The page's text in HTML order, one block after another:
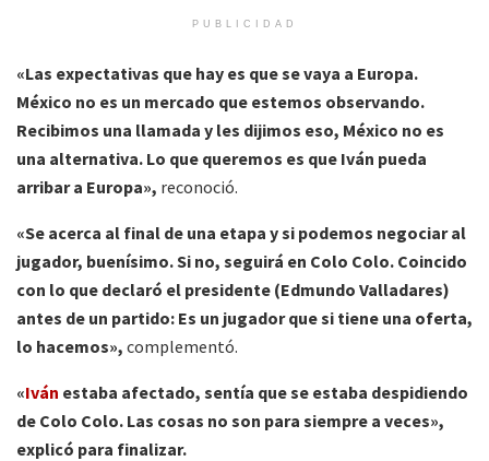
PUBLICIDAD
«Las expectativas que hay es que se vaya a Europa.
México no es un mercado que estemos observando.
Recibimos una llamada y les dijimos eso, México no es
una alternativa. Lo que queremos es que Iván pueda
arribar a Europa», reconoció.
«Se acerca al final de una etapa y si podemos negociar al
jugador, buenísimo. Si no, seguirá en Colo Colo. Coincido
con lo que declaró el presidente (Edmundo Valladares)
antes de un partido: Es un jugador que si tiene una oferta,
lo hacemos», complementó.
«Iván estaba afectado, sentía que se estaba despidiendo
de Colo Colo. Las cosas no son para siempre a veces»,
explicó para finalizar.